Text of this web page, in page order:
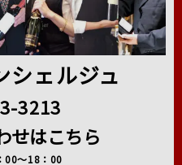
シェルジュ
3213
せはこちら
00～18：00